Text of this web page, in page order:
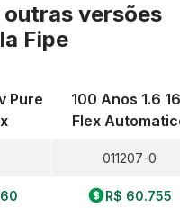
outras versões
Fipe
Pure
100 Anos 1.6
Flex
011207-0
R$ 60.755